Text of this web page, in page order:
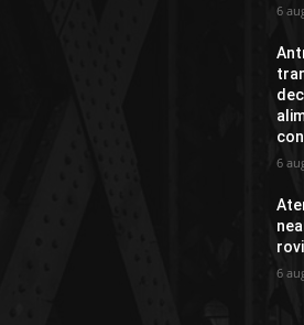
6
6
6